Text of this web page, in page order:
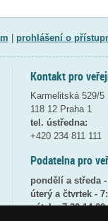
prohlášení o
Kontakt pro
Karmelitská 529/5
118 12 Praha 1
tel. ústředna:
+420 234 811 111
Podatelna pro
pondělí a středa -
úterý a čtvrtek -
pátek - 7:30-14:00